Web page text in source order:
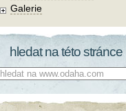
Galerie
hledat na této stránce
Co hledat: